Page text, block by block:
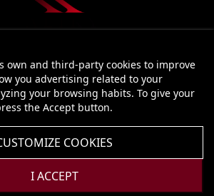


own and third-party cookies to improve
you advertising related to your
your browsing habits. To give your
the Accept button.
COOKIES
I ACCEPT